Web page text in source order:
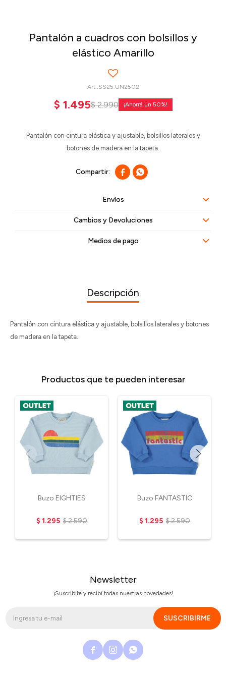
Pantalón a cuadros con bolsillos y
elástico Amarillo
SS25.UN2502
$ 1.495$ 2.990 50
Pantalón con cintura elástica y ajustable, bolsillos laterales y
botones de madera en la tapeta.
 
Envíos
Cambios y Devoluciones
Medios de pago
Descripción
Pantalón con cintura elástica y ajustable, bolsillos laterales y botones
de madera en la tapeta.
Productos que te pueden interesar
Buzo EIGHTIES
$ 1.295 $2.590
Buzo FANTASTIC
$ 1.295 $2.590
Newsletter
¡Suscribite y recibí todas nuestras novedades!
SUSCRIBIRME
  